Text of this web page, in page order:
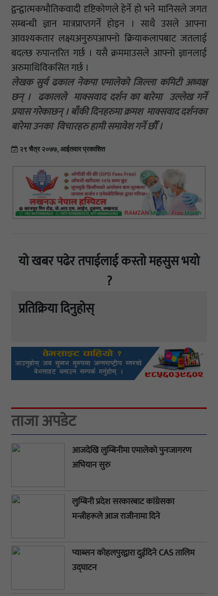
द्वन्द्वात्मकभौतिकवादी दृष्टिकोणले हेर्ने हो भने मानिसले जगत
सम्बन्धी ज्ञान मात्रप्राप्तगर्ने होइन । साथै उसले आफ्ना
आवश्यकतार लक्ष्यअनुरुपआफ्नो क्रियाकलापबाट जतलाई
बदल्छ रुपान्तरित गर्छ । यसै क्रममाउसले आफ्नो ज्ञानलाई
अरुमाथिविकसित गर्छ ।
लेखक सुर्य ढकाल नेकपा एमालेको जिल्ला कमिटी अध्यक्ष
छन् । ढकालले माक्सवाद दर्शन का बारेमा उल्लेख गर्ने
प्रयास गरेकाछन् । बाँकी दिनहरुमा क्रमश माक्सवाद दर्शनका
बारेमा उनका विचारहरु हामी समावेश गर्ने छौँ ।
२९ चैत्र २०७७, आईतवार प्रकाशित
यो खबर पढेर तपाईलाई कस्तो महसुस भयो
?
प्रतिक्रिया दिनुहोस्
ताजा अपडेट
आजदेखि लुम्बिनीमा एमालेको पुनःजागरण
अभियान सुरु
लुम्बिनी प्रदेश सरकारबाट कांग्रेसका
मन्त्रीहरूले आज राजीनामा दिने
प्याब्सन कोहलपुरद्वारा दुईदिने CAS तालिम
उद्घाटन